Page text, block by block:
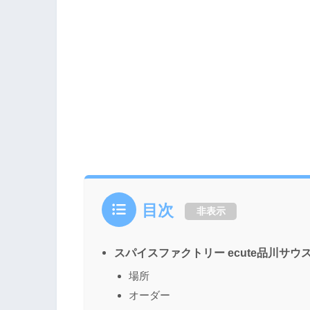
目次 非表示
スパイスファクトリー ecute品川サウ
場所
オーダー